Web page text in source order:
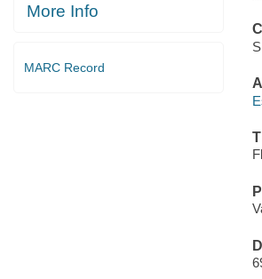
More Info
MARC Record